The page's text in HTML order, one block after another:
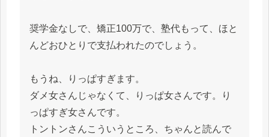
奨学金なしで、矯正100万で、塾代もって、ほと
んどおひとりで支払われたのでしょう。
もうね、りっぱすぎます。
ダメ女さんじゃなくて、りっぱ女さんです。り
っぱすぎ女さんです。
トントンさんこういうところ、ちゃんと読んで